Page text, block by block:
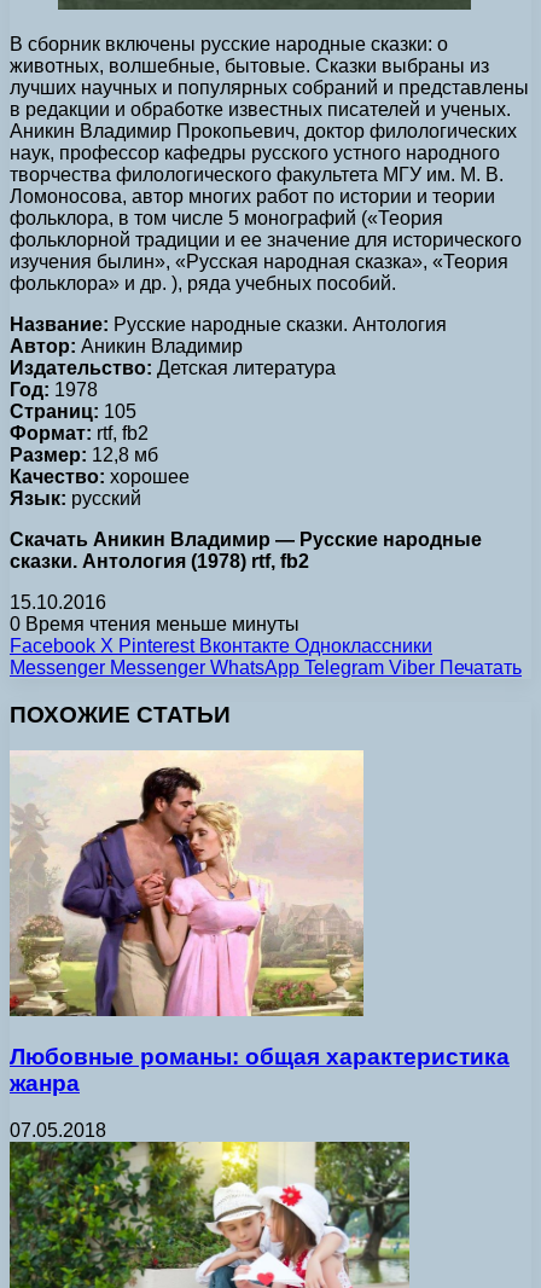
В сборник включены русские народные сказки: о
животных, волшебные, бытовые. Сказки выбраны из
лучших научных и популярных собраний и представлены
в редакции и обработке известных писателей и ученых.
Аникин Владимир Прокопьевич, доктор филологических
наук, профессор кафедры русского устного народного
творчества филологического факультета МГУ им. М. В.
Ломоносова, автор многих работ по истории и теории
фольклора, в том числе 5 монографий («Теория
фольклорной традиции и ее значение для исторического
изучения былин», «Русская народная сказка», «Теория
фольклора» и др. ), ряда учебных пособий.
Название: Русские народные сказки. Антология
Автор: Аникин Владимир
Издательство: Детская литература
Год: 1978
Страниц: 105
Формат: rtf, fb2
Размер: 12,8 мб
Качество: хорошее
Язык: русский
Скачать Аникин Владимир — Русские народные
сказки. Антология (1978) rtf, fb2
15.10.2016
0 Время чтения меньше минуты
Facebook X Pinterest Вконтакте Одноклассники
Messenger Messenger WhatsApp Telegram Viber Печатать
ПОХОЖИЕ СТАТЬИ
Любовные романы: общая характеристика
жанра
07.05.2018